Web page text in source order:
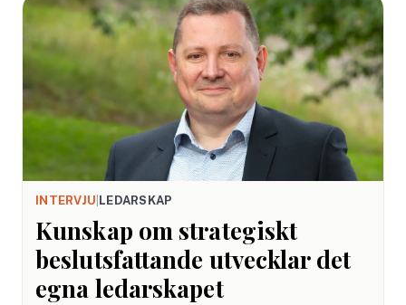
INTERVJU LEDARSKAP
Kunskap om strategiskt
beslutsfattande utvecklar det
egna ledarskapet